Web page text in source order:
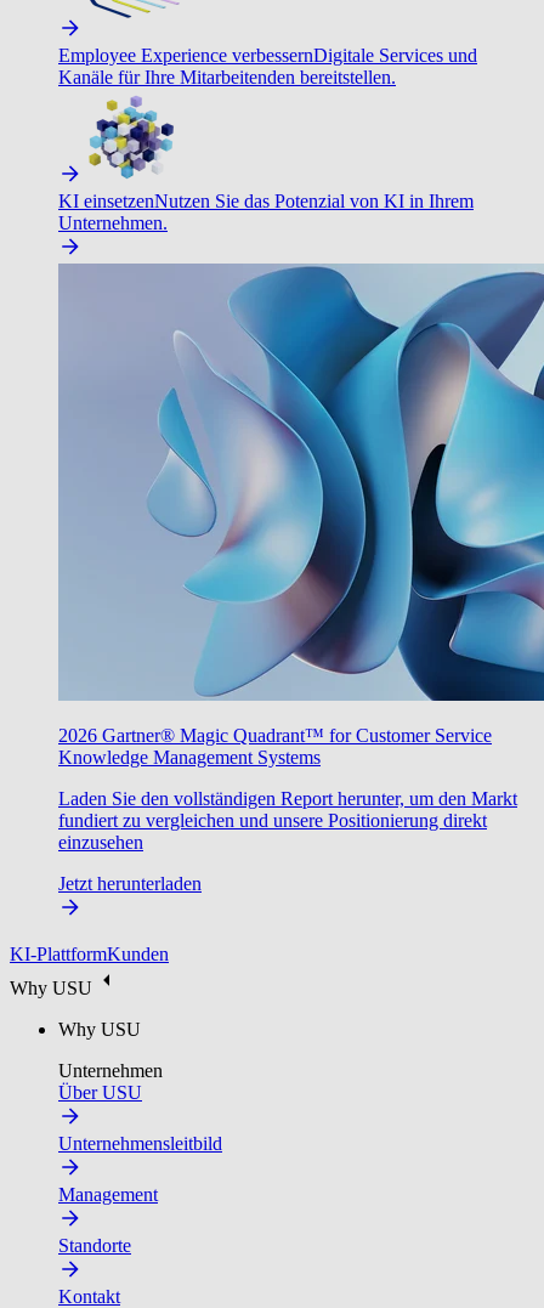
Employee Experience verbessernDigitale Services und
Kanäle für Ihre Mitarbeitenden bereitstellen.
KI einsetzenNutzen Sie das Potenzial von KI in Ihrem
Unternehmen.
2026 Gartner® Magic Quadrant™ for Customer Service
Knowledge Management Systems
Laden Sie den vollständigen Report herunter, um den Markt
fundiert zu vergleichen und unsere Positionierung direkt
einzusehen
Jetzt herunterladen
KI-PlattformKunden
Why USU
Why USU
Unternehmen
Über USU
Unternehmensleitbild
Management
Standorte
Kontakt